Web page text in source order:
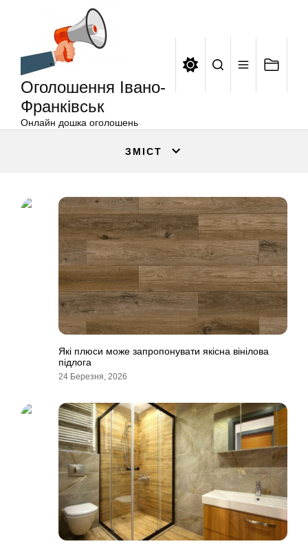
Оголошення Івано-
Франківськ
Онлайн дошка оголошень
ЗМІСТ
Які плюси може запропонувати якісна вінілова
підлога
24 Березня, 2026